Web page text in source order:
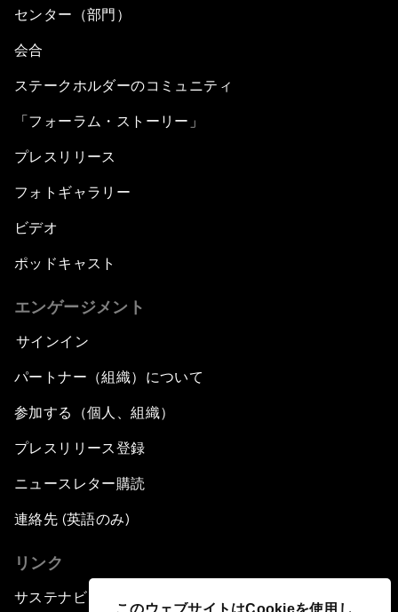
このウェブサイトはCookieを使用し
センター（部門）
会合
ステークホルダーのコミュニティ
「フォーラム・ストーリー」
プレスリリース
フォトギャラリー
ビデオ
ポッドキャスト
エンゲージメント
サインイン
パートナー（組織）について
参加する（個人、組織）
プレスリリース登録
ニュースレター購読
連絡先 (英語のみ)
リンク
サステナビリティへの取り組み